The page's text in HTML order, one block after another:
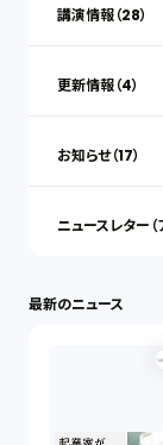
講演情報（28）
更新情報（4）
お知らせ（17）
ニュースレター（
最新のニュース